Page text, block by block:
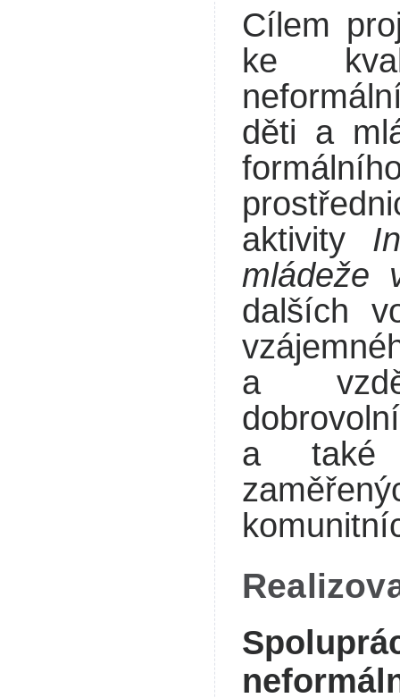
Cílem
ke
děti a
aktivity
mládeže
dalších
a
a také